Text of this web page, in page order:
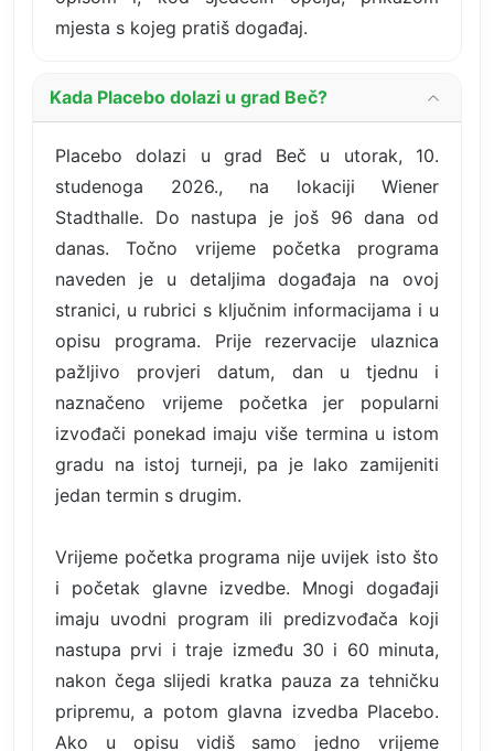
mjesta s kojeg pratiš događaj.
Kada Placebo dolazi u grad Beč?
Placebo dolazi u grad Beč u utorak, 10.
studenoga 2026., na lokaciji Wiener
Stadthalle. Do nastupa je još 96 dana od
danas. Točno vrijeme početka programa
naveden je u detaljima događaja na ovoj
stranici, u rubrici s ključnim informacijama i u
opisu programa. Prije rezervacije ulaznica
pažljivo provjeri datum, dan u tjednu i
naznačeno vrijeme početka jer popularni
izvođači ponekad imaju više termina u istom
gradu na istoj turneji, pa je lako zamijeniti
jedan termin s drugim.
Vrijeme početka programa nije uvijek isto što
i početak glavne izvedbe. Mnogi događaji
imaju uvodni program ili predizvođača koji
nastupa prvi i traje između 30 i 60 minuta,
nakon čega slijedi kratka pauza za tehničku
pripremu, a potom glavna izvedba Placebo.
Ako u opisu vidiš samo jedno vrijeme